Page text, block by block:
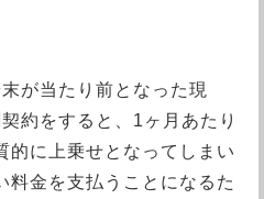
が当たり前となった現
約をすると、1ヶ月あたり
的に上乗せとなってしまい
料金を支払うことになるた